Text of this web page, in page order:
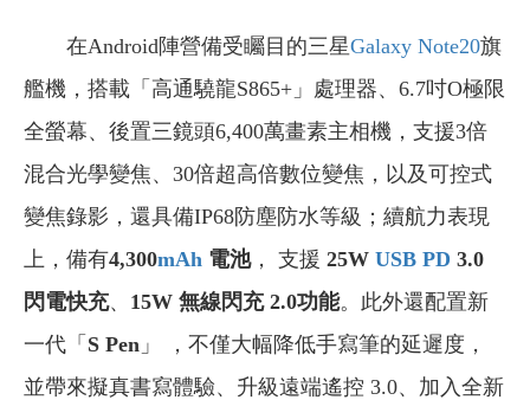
在Android陣營備受矚目的三星Galaxy Note20旗
艦機，搭載「高通驍龍S865+」處理器、6.7吋O極限
全螢幕、後置三鏡頭6,400萬畫素主相機，支援3倍
混合光學變焦、30倍超高倍數位變焦，以及可控式
變焦錄影，還具備IP68防塵防水等級；續航力表現
上，備有4,300mAh 電池， 支援 25W USB PD 3.0
閃電快充、 15W 無線閃充 2.0功能。此外還配置新
一代「 S Pen 」 ，不僅大幅降低手寫筆的延遲度，
並帶來擬真書寫體驗、升級遠端遙控 3.0、加入全新